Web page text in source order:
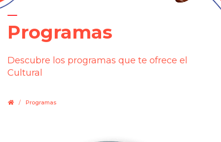
Programas
Descubre los programas que te ofrece el
Cultural
. / Programas